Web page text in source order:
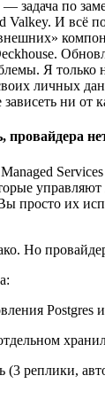
задача по
Valkey. И всё
Я только
личных
ни от
провайдера
управляют
просто их
Но
Postgres
(3 реплики,